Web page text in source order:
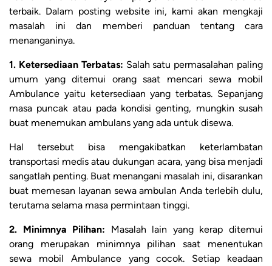
terbaik. Dalam posting website ini, kami akan mengkaji
masalah ini dan memberi panduan tentang cara
menanganinya.
1. Ketersediaan Terbatas: Salah satu permasalahan paling
umum yang ditemui orang saat mencari sewa mobil
Ambulance yaitu ketersediaan yang terbatas. Sepanjang
masa puncak atau pada kondisi genting, mungkin susah
buat menemukan ambulans yang ada untuk disewa.
Hal tersebut bisa mengakibatkan keterlambatan
transportasi medis atau dukungan acara, yang bisa menjadi
sangatlah penting. Buat menangani masalah ini, disarankan
buat memesan layanan sewa ambulan Anda terlebih dulu,
terutama selama masa permintaan tinggi.
2. Minimnya Pilihan: Masalah lain yang kerap ditemui
orang merupakan minimnya pilihan saat menentukan
sewa mobil Ambulance yang cocok. Setiap keadaan